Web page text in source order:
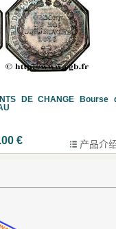
DE CHANGE Bourse
€ 产品介